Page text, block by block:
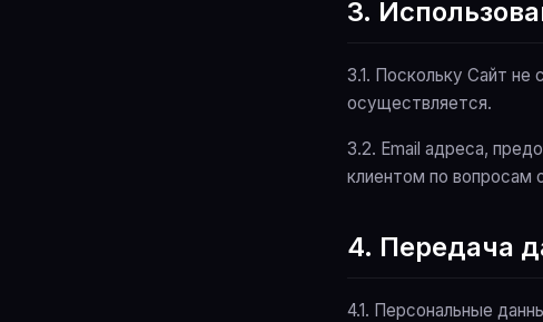
3.
3.1. Поскольку Сайт не
осуществляется.
3.2. Email адреса,
клиентом по вопросам
4. Передача
4.1. Персональные